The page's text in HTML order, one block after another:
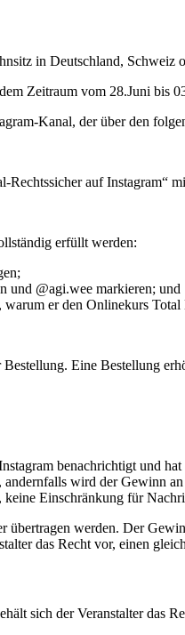
in Deutschland, Schweiz
Zeitraum vom 28.Juni bis
Kanal, der über den
auf Instagram“
erfüllt werden:
und @agi.wee markieren; und
er den Onlinekurs
Eine Bestellung
benachrichtigt und
wird der Gewinn
Einschränkung für
werden. Der
das Recht vor, einen
sich der Veranstalter das